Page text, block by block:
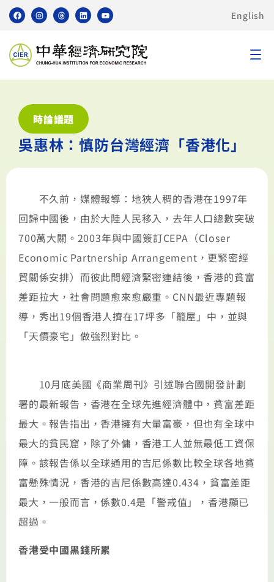
English
時論議題
吳惠林：慎防台灣經濟「香港化」
不久前，媒體報導：地狹人稠的香港在1997年
回歸中國後，由於大陸人民移入，去年人口總數突破
700萬大關。2003年與中國簽訂CEPA（Closer
Economic Partnership Arrangement，更緊密經
貿關係安排）而彼此間經濟緊密連結後，香港的貧富
差距拉大，社會問題愈來愈嚴重。CNN最近專題報
導，秀出19個香港人擠在17坪多「籠屋」中，並與
「天價豪宅」做強烈對比。
10月底美國《商業周刊》引述聯合國開發計劃
署的最新報告，香港在全球先進經濟體中，貧富差距
最大。報告指出，香港擁有大量富豪，但也有全球中
最大的貧民窟，除了外傭，香港工人並無最低工資保
障。該報告係以全球通用的吉尼係數比較全球各地貧
富懸殊情況，香港的吉尼係數高達0.434，貧富差距
最大，一般而言，係數0.4是「警戒值」，香港顯已
超過。
香港受中國黑錢所累